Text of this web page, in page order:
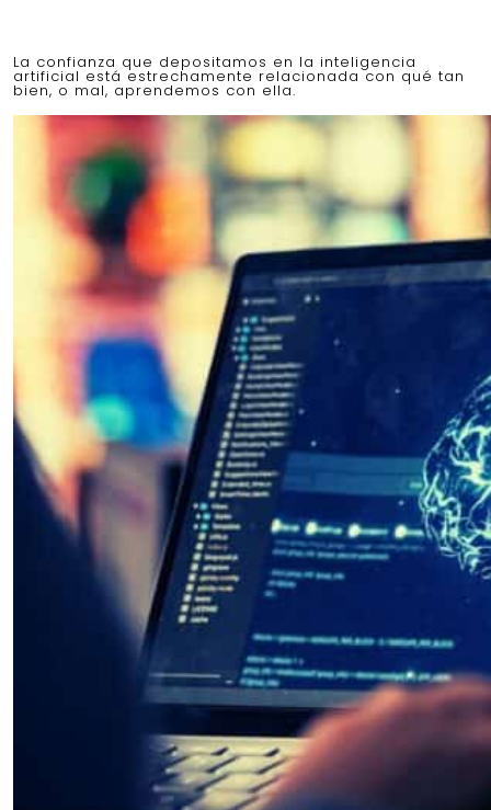
La confianza que depositamos en la inteligencia
artificial está estrechamente relacionada con qué tan
bien, o mal, aprendemos con ella.